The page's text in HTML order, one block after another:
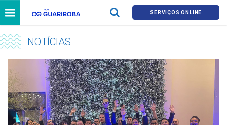
SERVIÇOS ONLINE
NOTÍCIAS